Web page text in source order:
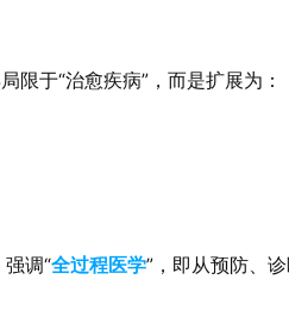
限于“治愈疾病”，而是扩展为：
调“全过程医学”，即从预防、